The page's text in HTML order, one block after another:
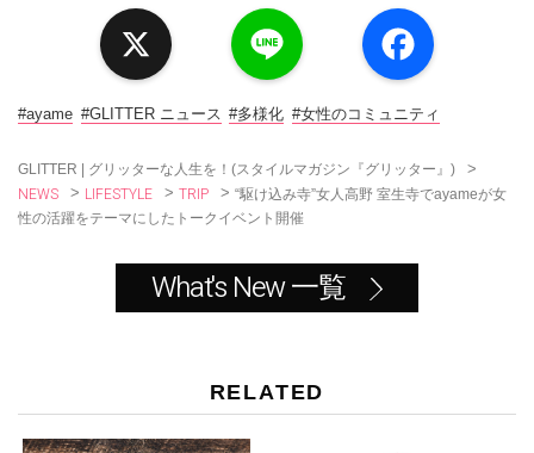
a
c
o
#ayame #GLITTER ニュース #多様化 #女性のコミュニティ
GLITTER | グリッターな人生を！(スタイルマガジン『グリッター』) >
NEWS > LIFESTYLE > TRIP > “駆け込み寺”女人高野 室生寺でayameが女
性の活躍をテーマにしたトークイベント開催
What's New 一覧
RELATED